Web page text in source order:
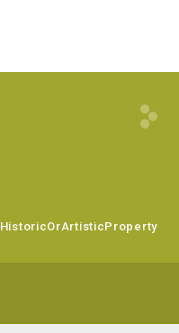
HistoricOrArtisticProperty